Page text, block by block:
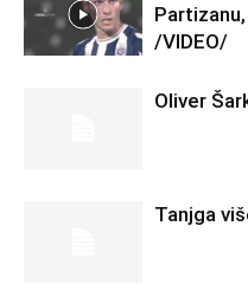
/VIDEO/
Oliver
Tanjga